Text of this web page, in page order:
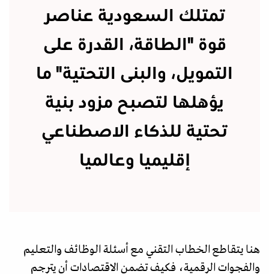
تمتلك السعودية عناصر
قوة "الطاقة، القدرة على
التمويل، والبنى التحتية" ما
يؤهلها لتصبح مزود بنية
تحتية للذكاء الاصطناعي
إقليميا وعالميا
هنا يتقاطع الخطاب التقني مع أسئلة الوظائف والتعليم
والفجوات الرقمية، فكيف تضمن الاقتصادات أن يترجم